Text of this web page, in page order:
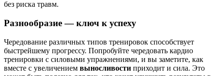
без риска травм.
Разнообразие — ключ к успеху
Чередование различных типов тренировок способствует
быстрейшему прогрессу. Попробуйте чередовать кардио
тренировки с силовыми упражнениями, и вы заметите, как
вместе с увеличением выносливости приходит и сила. Это